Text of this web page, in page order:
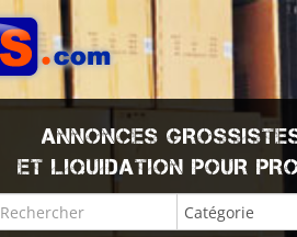
ANNONCES
ET LIQUIDATION POUR